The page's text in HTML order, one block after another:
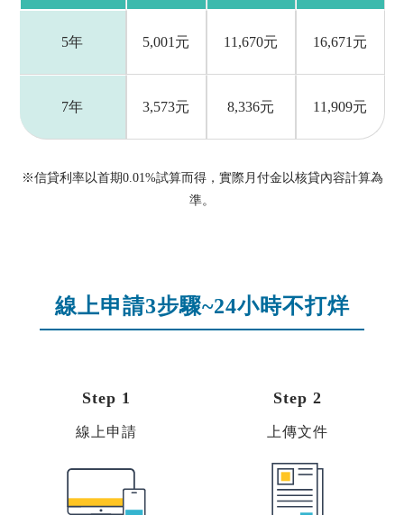
5年 5,001元 11,670元 16,671元
7年 3,573元 8,336元 11,909元
※信貸利率以首期0.01%試算而得，實際月付金以核貸內容計算為
準。
線上申請3步驟~24小時不打烊
Step 1
線上申請
Step 2
上傳文件